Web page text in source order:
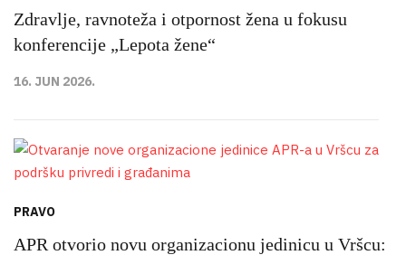
Zdravlje, ravnoteža i otpornost žena u fokusu
konferencije „Lepota žene“
16. JUN 2026.
PRAVO
APR otvorio novu organizacionu jedinicu u Vršcu: